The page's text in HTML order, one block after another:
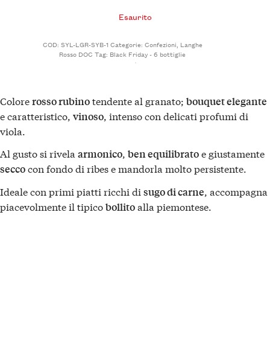
Esaurito
COD: SYL-LGR-SYB-1 Categorie: Confezioni, Langhe
Rosso DOC Tag: Black Friday - 6 bottiglie
Colorerosso rubinotendente al granato; bouquet elegante
e caratteristico, vinoso, intenso con delicati profumi di
viola.
Al gusto si rivela armonico, ben equilibratoe giustamente
seccocon fondo di ribes e mandorla molto persistente.
Ideale con primi piatti ricchi di sugo di carne, accompagna
piacevolmente il tipicobollitoalla piemontese.